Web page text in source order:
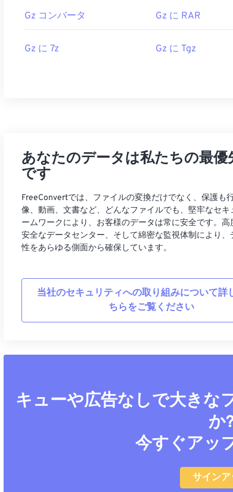
Gz コンバータ Gz に RAR
Gz に 7z Gz に Tgz
あなたのデータは私たちの最優
です
FreeConvertでは、ファイルの変換だけでなく、保護も
像、動画、文書など、どんなファイルでも、堅牢なセキ
ームワークにより、お客様のデータは常に安全です。高
安全なデータセンター、そして綿密な監視体制により、
性をあらゆる側面から確保しています。
当社のセキュリティへの取り組みについて詳
ちらをご覧ください
キューや広告なしで大きな
か
今すぐアッ
サインア